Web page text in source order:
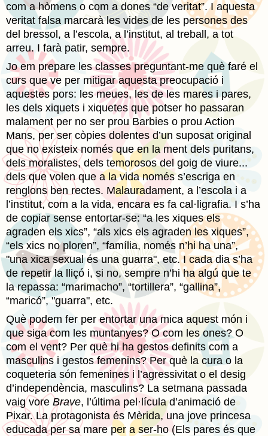
com a hòmens o com a dones “de veritat”. I aquesta
veritat falsa marcarà les vides de les persones des
del bressol, a l’escola, a l’institut, al treball, a tot
arreu. I farà patir, sempre.
Jo em prepare les classes preguntant-me què faré el
curs que ve per mitigar aquesta preocupació i
aquestes pors: les meues, les de les mares i pares,
les dels xiquets i xiquetes que potser ho passaran
malament per no ser prou Barbies o prou Action
Mans, per ser còpies dolentes d’un suposat original
que no existeix només que en la ment dels puritans,
dels moralistes, dels temorosos del goig de viure...
dels que volen que a la vida només s’escriga en
renglons ben rectes. Malauradament, a l’escola i a
l’institut, com a la vida, encara es fa cal·ligrafia. I s’ha
de copiar sense entortar-se: “a les xiques els
agraden els xics”, “als xics els agraden les xiques”,
“els xics no ploren”, “família, només n’hi ha una”,
"una xica sexual és una guarra", etc. I cada dia s’ha
de repetir la lliçó i, si no, sempre n’hi ha algú que te
la repassa: “marimacho”, “tortillera”, “gallina”,
“maricó”, "guarra", etc.
Què podem fer per entortar una mica aquest món i
que siga com les muntanyes? O com les ones? O
com el vent? Per què hi ha gestos definits com a
masculins i gestos femenins? Per què la cura o la
coqueteria són femenines i l’agressivitat o el desig
d’independència, masculins? La setmana passada
vaig vore Brave, l’última pel·lícula d’animació de
Pixar. La protagonista és Mèrida, una jove princesa
educada per sa mare per a ser-ho (Els pares és que